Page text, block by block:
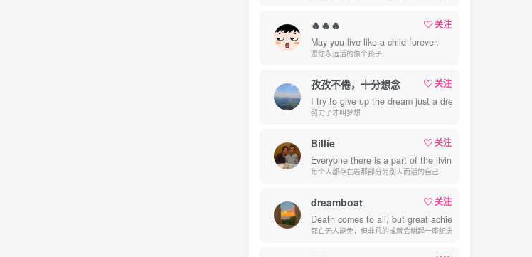
🔥🔥🔥
关注
May you live like a child forever.
愿你永远活的像个孩子
孜孜不倦，十分想念
关注
I try to give up the dream just a dream.
努力了才叫梦想
Billie
关注
Everyone there is a part of the living for others their
每个人都存在着那部分为别人而活的自己
dreamboat
关注
Death comes to all, but great achievements raise a
死亡无人能免，但非凡的成就会树起一座纪念碑，它将一直立到太阳